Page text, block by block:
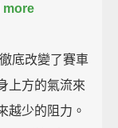
more
底改變了賽車
上方的氣流來
越少的阻力。